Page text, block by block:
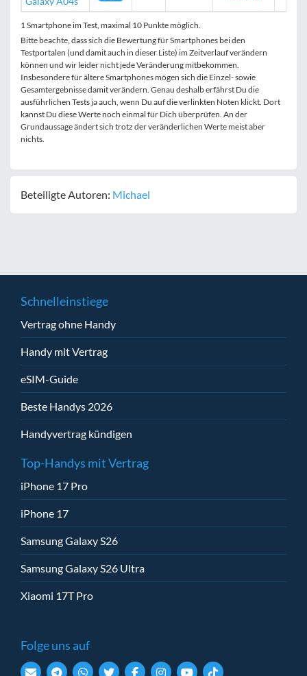
1 Smartphone im Test, maximal 10 Punkte möglich.
Bitte beachte, dass sich die Bewertung für Smartphones bei den
Testportalen (und damit auch in dieser Liste) im Zeitverlauf verändern
können und wir leider nicht jede Veränderung mitbekommen.
Insbesondere für ältere Smartphones mögen sich die Einzel- sowie
Gesamtergebnisse damit verändern. Genau deshalb erfährst Du die
ausführlichen Tests ja auch, wenn Du auf die verlinkten Noten klickt. Dort
kannst Du diese Werte noch einmal für Dich überprüfen. An der
Grundaussage ändert sich trotz der veränderlichen Werte meist aber
nichts.
Beteiligte Autoren: Michael
Schnelleinstiege
Vertrag ohne Handy
Handy mit Vertrag
eSIM-Guide
Beste Handys 2026
Handyvertrag kündigen
Top-Handys mit Vertrag
iPhone 17 Pro
iPhone 17
Samsung Galaxy S26
Samsung Galaxy S26 Ultra
Xiaomi 17T Pro
Folge uns auf